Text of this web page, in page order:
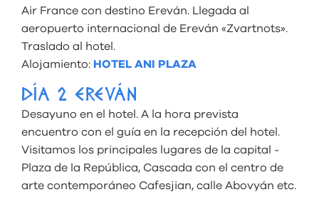
Air France con destino Ereván. Llegada al
aeropuerto internacional de Ereván «Zvartnots».
Traslado al hotel.
Alojamiento: HOTEL ANI PLAZA
DÍA 2 EREVÁN
Desayuno en el hotel. A la hora prevista
encuentro con el guía en la recepción del hotel.
Visitamos los principales lugares de la capital -
Plaza de la República, Cascada con el centro de
arte contemporáneo Cafesjian, calle Abovyán etc.